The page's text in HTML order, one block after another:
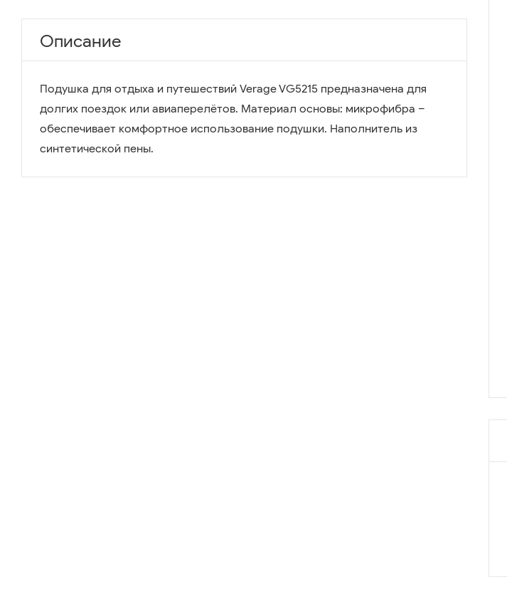
Описание
Подушка для отдыха и путешествий Verage VG5215 предназначена для
долгих поездок или авиаперелётов. Материал основы: микрофибра –
обеспечивает комфортное использование подушки. Наполнитель из
синтетической пены.